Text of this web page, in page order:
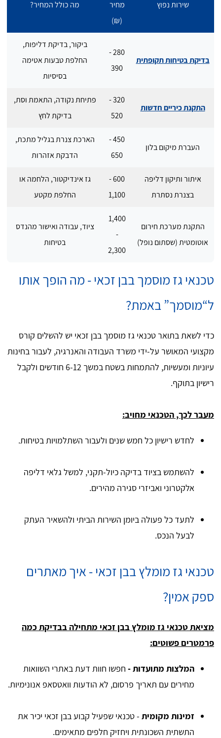
שירות נפוץ
מחיר
(₪)
מה כולל המחיר?
בדיקת בטיחות תקופתית
280 -
390
ביקור, בדיקת דליפות,
החלפת טבעות אטימה
בסיסיות
התקנת כיריים חדשות
320 -
520
פתיחת נקודה, התאמת וסת,
בדיקת לחץ
העברת מיקום בלון
450 -
650
הארכת צנרת בגליל מתכת,
הדבקת אזהרות
איתור ותיקון דליפה
בצנרת נסתרת
600 -
1,100
גז אינדיקטור, הלחמה או
החלפת מקטע
התקנת מערכת חירום
אוטומטית (שסתום נופל)
1,400
-
2,300
ציוד, עבודה ואישור מהנדס
בטיחות
טכנאי גז מוסמך בבן זכאי - מה הופך אותו
ל“מוסמך” באמת?
כדי לשאת בתואר טכנאי גז מוסמך בבן זכאי יש להשלים קורס
מקצועי המאושר על-ידי משרד העבודה והאנרגיה, לעבור בחינות
עיוניות ומעשיות, להתמחות בשטח במשך 6-12 חודשים ולקבל
רישיון בתוקף.
מעבר לכך, הטכנאי מחויב:
לחדש רישיון כל חמש שנים ולעבור השתלמויות בטיחות.
להשתמש בציוד בדיקה כיול-תקני, למשל גלאי דליפה
אלקטרוני ואביזרי סגירה מהירים.
לתעד כל פעולה ביומן השירות הביתי ולהשאיר העתק
לבעל הנכס.
טכנאי גז מומלץ בבן זכאי - איך מאתרים
ספק אמין?
מציאת טכנאי גז מומלץ בבן זכאי מתחילה בבדיקת כמה
פרמטרים פשוטים:
המלצות מתועדות - חפשו חוות דעת באתרי השוואות
מחירים עם תאריך פרסום, לא הודעות וואטסאפ אנונימיות.
זמינות מקומית - טכנאי שפעיל קבוע בבן זכאי יכיר את
התשתית השכונתית ויחזיק חלפים מתאימים.